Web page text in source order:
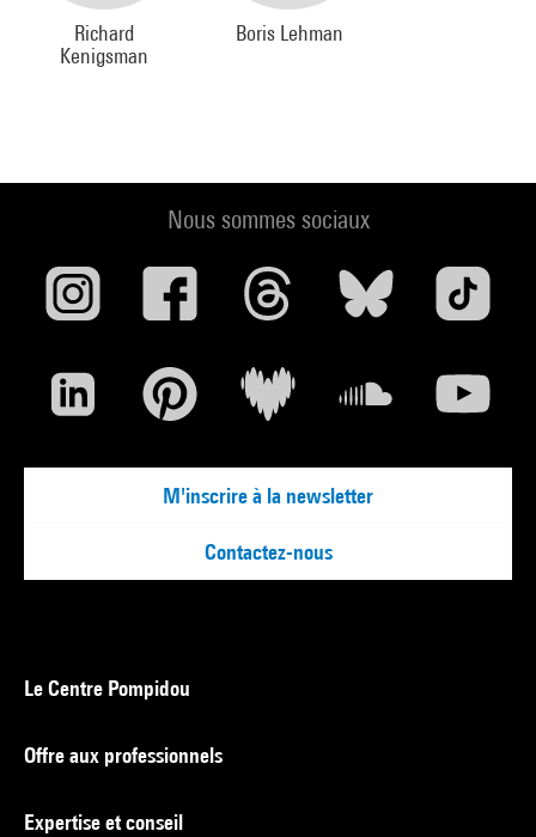
En présence de Boris Lehman
Vendredi 4 avril, 20h30
Richard
Kenigsman
Boris Lehman
Nous sommes sociaux
M'inscrire à la newsletter
Contactez-nous
Le Centre Pompidou
Offre aux professionnels
Expertise et conseil